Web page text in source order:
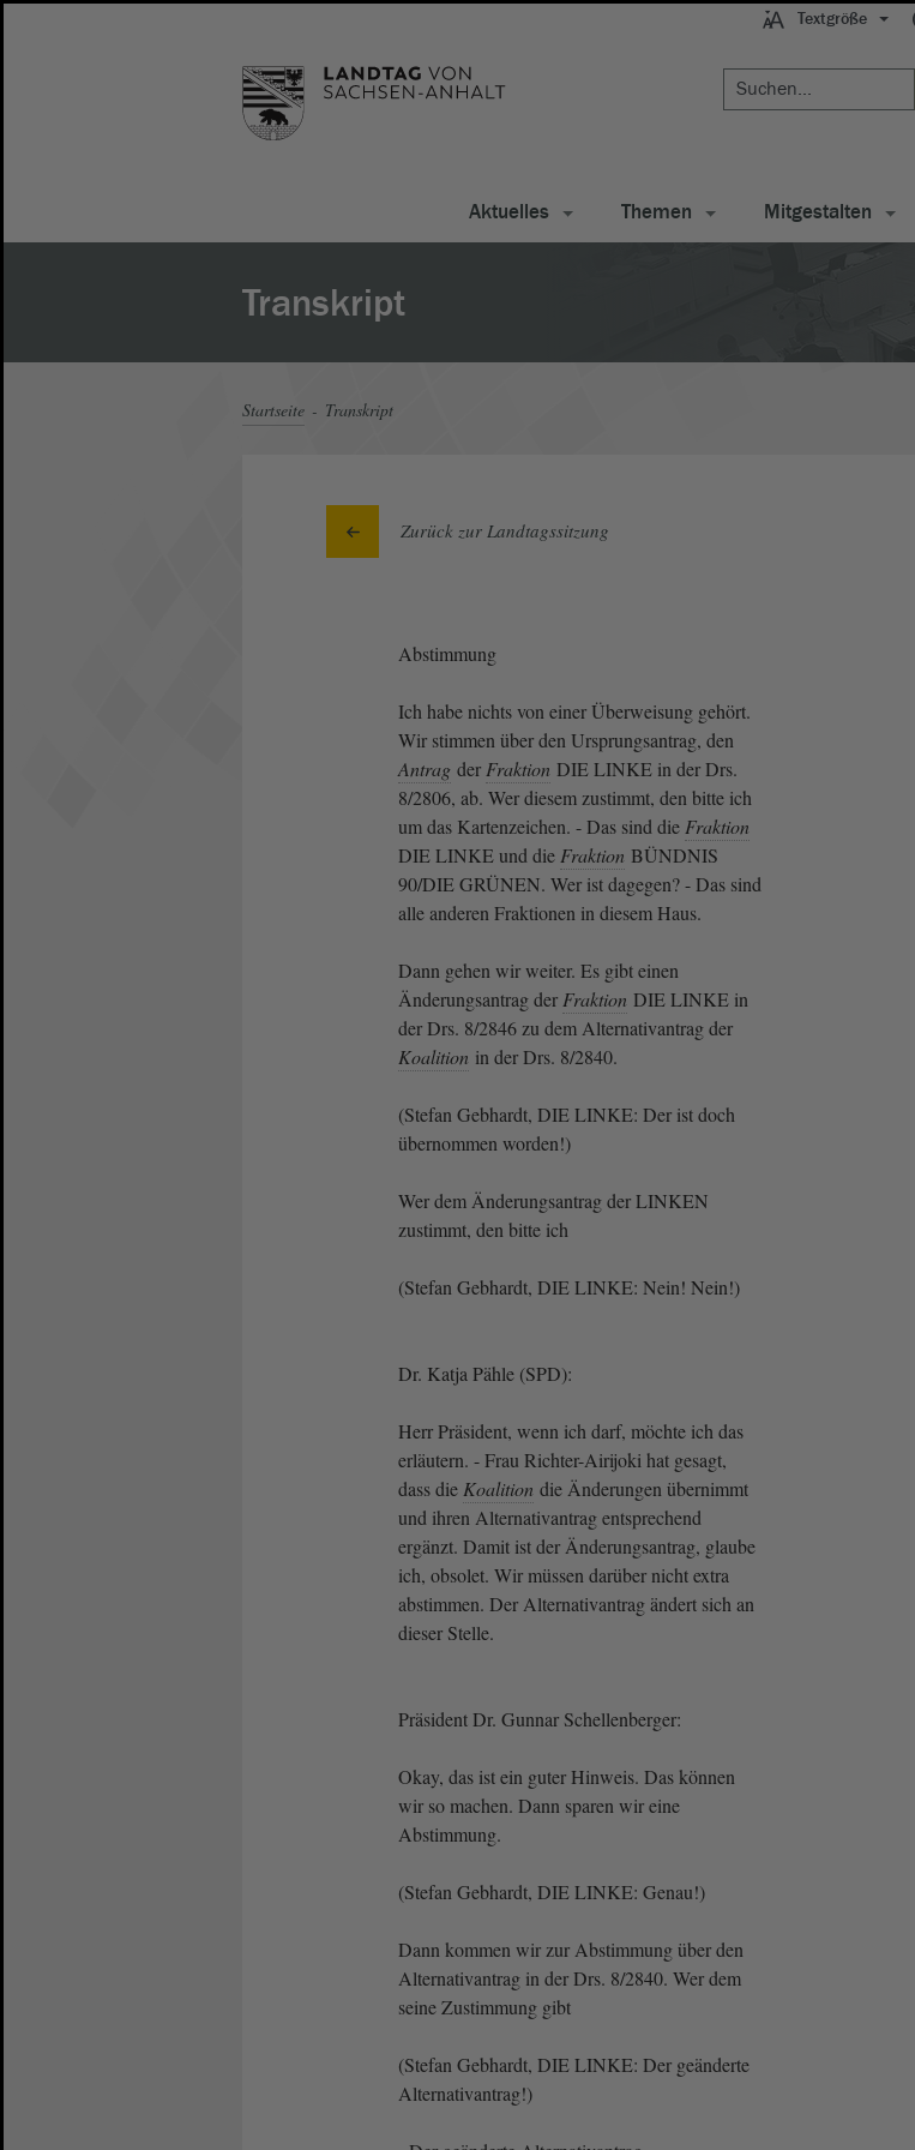
Textgröße
Aktuelles Themen Mitgestalten
Transkript
Startseite Transkript
Zurück zur Landtagssitzung
Abstimmung
Ich habe nichts von einer Überweisung gehört.
Wir stimmen über den Ursprungsantrag, den
Antrag der Fraktion DIE LINKE in der Drs.
8/2806, ab. Wer diesem zustimmt, den bitte ich
um das Kartenzeichen. - Das sind die Fraktion
DIE LINKE und die Fraktion BÜNDNIS
90/DIE GRÜNEN. Wer ist dagegen? - Das sind
alle anderen Fraktionen in diesem Haus.
Dann gehen wir weiter. Es gibt einen
Änderungsantrag der Fraktion DIE LINKE in
der Drs. 8/2846 zu dem Alternativantrag der
Koalition in der Drs. 8/2840.
(Stefan Gebhardt, DIE LINKE: Der ist doch
übernommen worden!)
Wer dem Änderungsantrag der LINKEN
zustimmt, den bitte ich
(Stefan Gebhardt, DIE LINKE: Nein! Nein!)
Dr. Katja Pähle (SPD):
Herr Präsident, wenn ich darf, möchte ich das
erläutern. - Frau Richter-Airijoki hat gesagt,
dass die Koalition die Änderungen übernimmt
und ihren Alternativantrag entsprechend
ergänzt. Damit ist der Änderungsantrag, glaube
ich, obsolet. Wir müssen darüber nicht extra
abstimmen. Der Alternativantrag ändert sich an
dieser Stelle.
Präsident Dr. Gunnar Schellenberger:
Okay, das ist ein guter Hinweis. Das können
wir so machen. Dann sparen wir eine
Abstimmung.
(Stefan Gebhardt, DIE LINKE: Genau!)
Dann kommen wir zur Abstimmung über den
Alternativantrag in der Drs. 8/2840. Wer dem
seine Zustimmung gibt
(Stefan Gebhardt, DIE LINKE: Der geänderte
Alternativantrag!)